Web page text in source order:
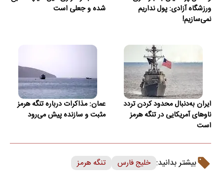
ورزشگاه آزادی: پول نداریم
نمی‌سازیم!
شده و جعلی است
ایران به‌دنبال محدود کردن تردد
ناوهای آمریکایی در تنگه هرمز
است
عمان: مذاکرات درباره تنگه هرمز
مثبت و سازنده پیش می‌رود
بیشتر بدانید: خلیج فارس تنگه هرمز